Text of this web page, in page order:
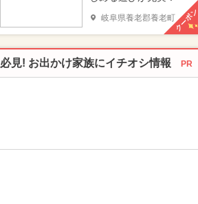
岐阜県養老郡養老町クーポン
必見! お出かけ家族にイチオシ情報 PR